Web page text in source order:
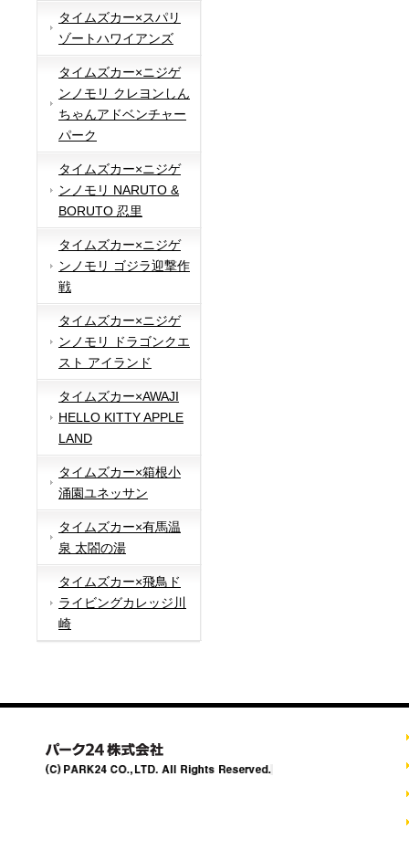
タイムズカー×スパリ
ゾートハワイアンズ
タイムズカー×ニジゲ
ンノモリ クレヨンしん
ちゃんアドベンチャー
パーク
タイムズカー×ニジゲ
ンノモリ NARUTO &
BORUTO 忍里
タイムズカー×ニジゲ
ンノモリ ゴジラ迎撃作
戦
タイムズカー×ニジゲ
ンノモリ ドラゴンクエ
スト アイランド
タイムズカー×AWAJI
HELLO KITTY APPLE
LAND
タイムズカー×箱根小
涌園ユネッサン
タイムズカー×有馬温
泉 太閤の湯
タイムズカー×飛鳥ド
ライビングカレッジ川
崎